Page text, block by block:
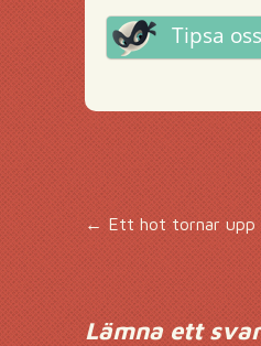
Tipsa
← Ett hot tornar upp
Lämna ett svar